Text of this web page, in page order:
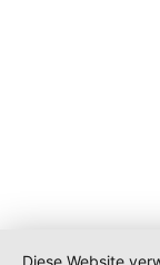
Diese Website